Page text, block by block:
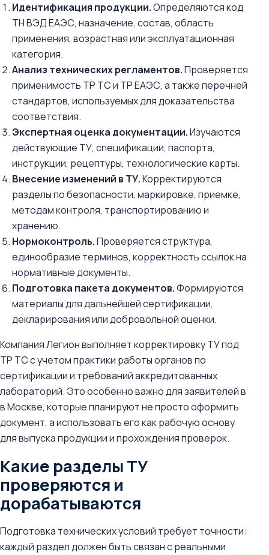
Идентификация продукции.Определяются код
ТН ВЭД ЕАЭС, назначение, состав, область
применения, возрастная или эксплуатационная
категория.
Анализ технических регламентов.Проверяется
применимость ТР ТС и ТР ЕАЭС, а также перечней
стандартов, используемых для доказательства
соответствия.
Экспертная оценка документации.Изучаются
действующие ТУ, спецификации, паспорта,
инструкции, рецептуры, технологические карты.
Внесение изменений в ТУ.Корректируются
разделы по безопасности, маркировке, приемке,
методам контроля, транспортированию и
хранению.
Нормоконтроль.Проверяется структура,
единообразие терминов, корректность ссылок на
нормативные документы.
Подготовка пакета документов.Формируются
материалы для дальнейшей сертификации,
декларирования или добровольной оценки.
Компания Легион выполняет корректировку ТУ под
ТР ТС с учетом практики работы органов по
сертификации и требований аккредитованных
лабораторий. Это особенно важно для заявителей в
в Москве, которые планируют не просто оформить
документ, а использовать его как рабочую основу
для выпуска продукции и прохождения проверок.
Какие разделы ТУ
проверяются и
дорабатываются
Подготовка технических условий требует точности:
каждый раздел должен быть связан с реальными